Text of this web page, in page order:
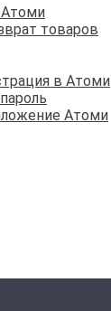
Атоми
товаров
в Атоми
Атоми